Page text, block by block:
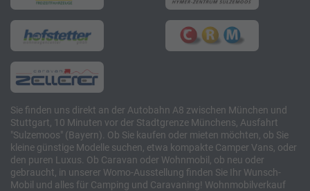
Sie finden uns direkt an der Autobahn A8 zwischen München und
Stuttgart, 10 Minuten vor der Stadtgrenze Münchens, Ausfahrt
"Sulzemoos" (Bayern). Ob Sie kaufen oder mieten möchten, ob Sie
kleine günstige Modelle suchen, etwa kompakte Camper Vans, oder
den puren Luxus. Ob Caravan oder Wohnmobil, ob neu oder
gebraucht, in unserer Womo-Ausstellung finden Sie Ihr Wunsch-
Mobil und alles für Camping und Caravaning! Wohnmobilverkauf